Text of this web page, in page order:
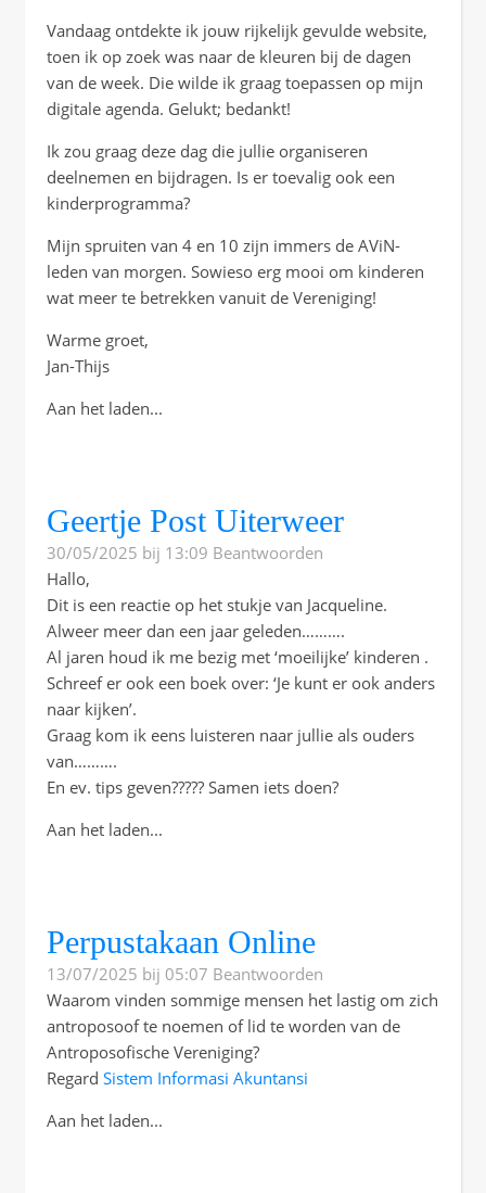
Vandaag ontdekte ik jouw rijkelijk gevulde website,
toen ik op zoek was naar de kleuren bij de dagen
van de week. Die wilde ik graag toepassen op mijn
digitale agenda. Gelukt; bedankt!
Ik zou graag deze dag die jullie organiseren
deelnemen en bijdragen. Is er toevalig ook een
kinderprogramma?
Mijn spruiten van 4 en 10 zijn immers de AViN-
leden van morgen. Sowieso erg mooi om kinderen
wat meer te betrekken vanuit de Vereniging!
Warme groet,
Jan-Thijs
Aan het laden...
Geertje Post Uiterweer
30/05/2025 bij 13:09 Beantwoorden
Hallo,
Dit is een reactie op het stukje van Jacqueline.
Alweer meer dan een jaar geleden……….
Al jaren houd ik me bezig met ‘moeilijke’ kinderen .
Schreef er ook een boek over: ‘Je kunt er ook anders
naar kijken’.
Graag kom ik eens luisteren naar jullie als ouders
van……….
En ev. tips geven????? Samen iets doen?
Aan het laden...
Perpustakaan Online
13/07/2025 bij 05:07 Beantwoorden
Waarom vinden sommige mensen het lastig om zich
antroposoof te noemen of lid te worden van de
Antroposofische Vereniging?
Regard Sistem Informasi Akuntansi
Aan het laden...